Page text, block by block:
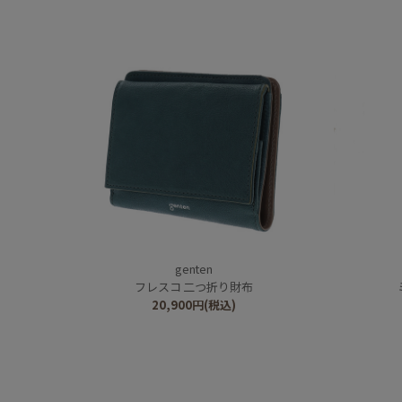
genten
フレスコ 二つ折り財布
20,900円(税込)